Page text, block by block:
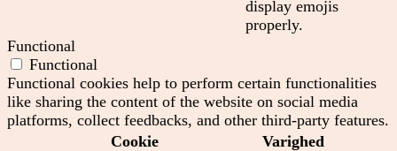
display emojis
properly.
Functional
Functional
Functional cookies help to perform certain functionalities
like sharing the content of the website on social media
platforms, collect feedbacks, and other third-party features.
Cookie
Varighed